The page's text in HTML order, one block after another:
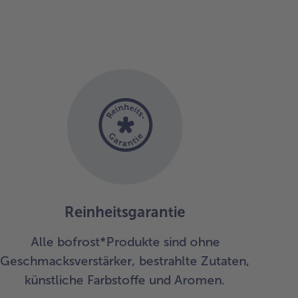
Reinheitsgarantie
Alle bofrost*Produkte sind ohne
Geschmacksverstärker, bestrahlte Zutaten,
künstliche Farbstoffe und Aromen.